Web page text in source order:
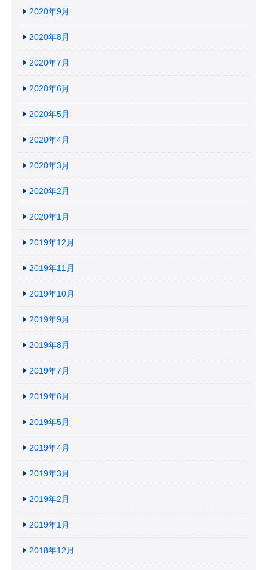
2020年9月
2020年8月
2020年7月
2020年6月
2020年5月
2020年4月
2020年3月
2020年2月
2020年1月
2019年12月
2019年11月
2019年10月
2019年9月
2019年8月
2019年7月
2019年6月
2019年5月
2019年4月
2019年3月
2019年2月
2019年1月
2018年12月